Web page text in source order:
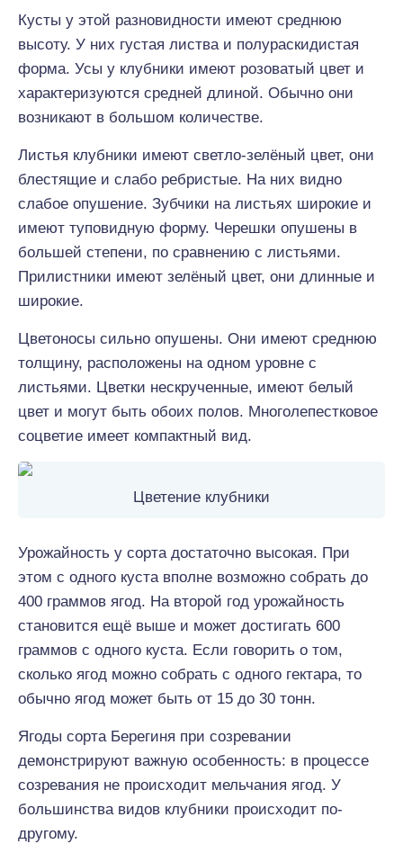
Кусты у этой разновидности имеют среднюю
высоту. У них густая листва и полураскидистая
форма. Усы у клубники имеют розоватый цвет и
характеризуются средней длиной. Обычно они
возникают в большом количестве.
Листья клубники имеют светло-зелёный цвет, они
блестящие и слабо ребристые. На них видно
слабое опушение. Зубчики на листьях широкие и
имеют туповидную форму. Черешки опушены в
большей степени, по сравнению с листьями.
Прилистники имеют зелёный цвет, они длинные и
широкие.
Цветоносы сильно опушены. Они имеют среднюю
толщину, расположены на одном уровне с
листьями. Цветки нескрученные, имеют белый
цвет и могут быть обоих полов. Многолепестковое
соцветие имеет компактный вид.
Цветение клубники
Урожайность у сорта достаточно высокая. При
этом с одного куста вполне возможно собрать до
400 граммов ягод. На второй год урожайность
становится ещё выше и может достигать 600
граммов с одного куста. Если говорить о том,
сколько ягод можно собрать с одного гектара, то
обычно ягод может быть от 15 до 30 тонн.
Ягоды сорта Берегиня при созревании
демонстрируют важную особенность: в процессе
созревания не происходит мельчания ягод. У
большинства видов клубники происходит по-
другому.